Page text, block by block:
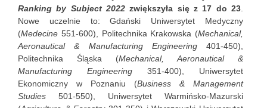
Ranking by Subject 2022 zwiększyła się z 17 do 23.
Nowe uczelnie to: Gdański Uniwersytet Medyczny
(Medecine 551-600), Politechnika Krakowska (Mechanical,
Aeronautical & Manufacturing Engineering 401-450),
Politechnika Śląska (Mechanical, Aeronautical &
Manufacturing Engineering 351-400), Uniwersytet
Ekonomiczny w Poznaniu (Business & Management
Studies 501-550), Uniwersytet Warmińsko-Mazurski